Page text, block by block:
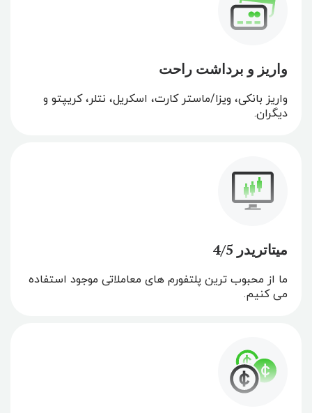
واریز و برداشت راحت
واریز بانکی، ویزا/ماستر کارت، اسکریل، نتلر، کریپتو و
دیگران.
میتاتریدر 4/5
ما از محبوب ترین پلتفورم های معاملاتی موجود استفاده
می کنیم.